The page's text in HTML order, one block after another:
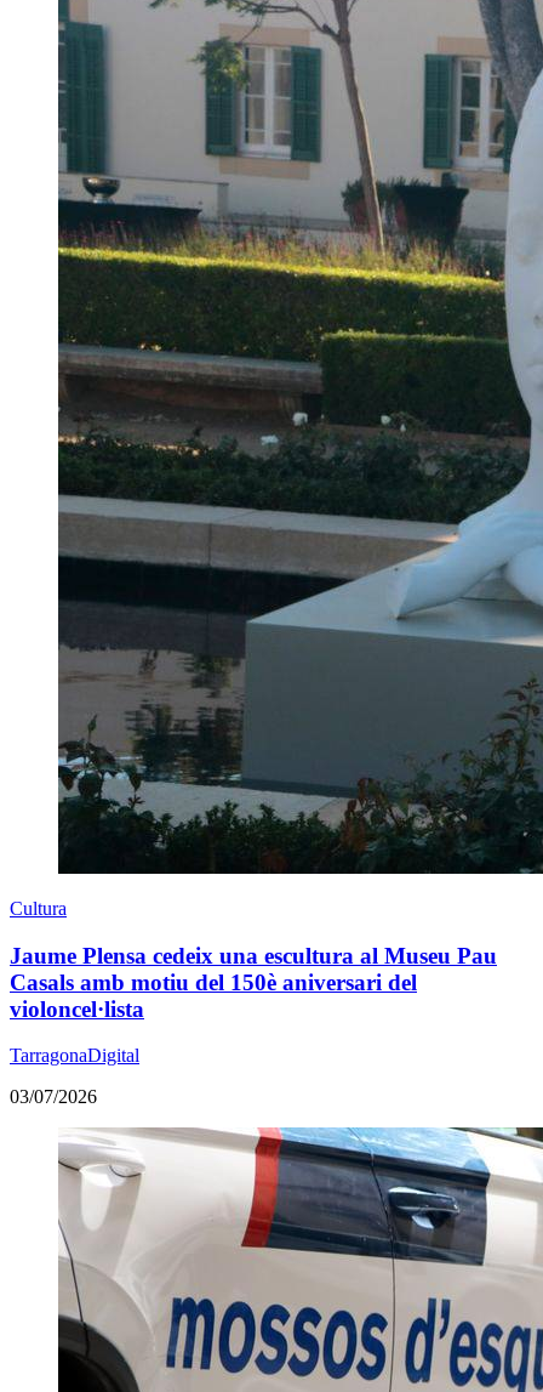
Cultura
Jaume Plensa cedeix una escultura al Museu Pau
Casals amb motiu del 150è aniversari del
violoncel·lista
TarragonaDigital
03/07/2026